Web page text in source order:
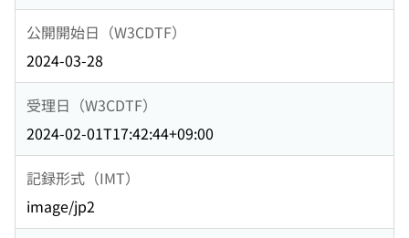
公開開始日（W3CDTF）
2024-03-28
受理日（W3CDTF）
2024-02-01T17:42:44+09:00
記録形式（IMT）
image/jp2